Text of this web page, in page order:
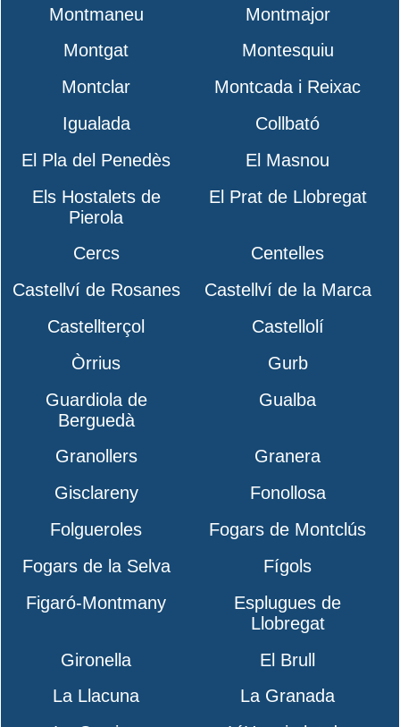
Montmaneu
Montmajor
Montgat
Montesquiu
Montclar
Montcada i Reixac
Igualada
Collbató
El Pla del Penedès
El Masnou
Els Hostalets de
Pierola
El Prat de Llobregat
Cercs
Centelles
Castellví de Rosanes
Castellví de la Marca
Castellterçol
Castellolí
Òrrius
Gurb
Guardiola de
Berguedà
Gualba
Granollers
Granera
Gisclareny
Fonollosa
Folgueroles
Fogars de Montclús
Fogars de la Selva
Fígols
Figaró-Montmany
Esplugues de
Llobregat
Gironella
El Brull
La Llacuna
La Granada